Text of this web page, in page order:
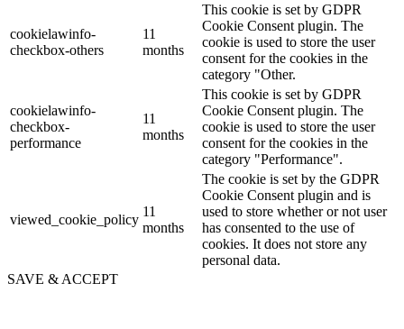
cookielawinfo-
checkbox-others
11
months
This cookie is set by GDPR
Cookie Consent plugin. The
cookie is used to store the user
consent for the cookies in the
category "Other.
cookielawinfo-
checkbox-
performance
11
months
This cookie is set by GDPR
Cookie Consent plugin. The
cookie is used to store the user
consent for the cookies in the
category "Performance".
viewed_cookie_policy
11
months
The cookie is set by the GDPR
Cookie Consent plugin and is
used to store whether or not user
has consented to the use of
cookies. It does not store any
personal data.
SAVE & ACCEPT